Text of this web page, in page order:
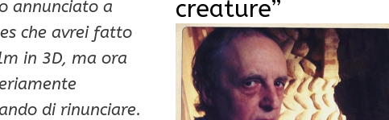
annunciato a
che avrei fatto
in 3D, ma ora
di rinunciare.
creature”